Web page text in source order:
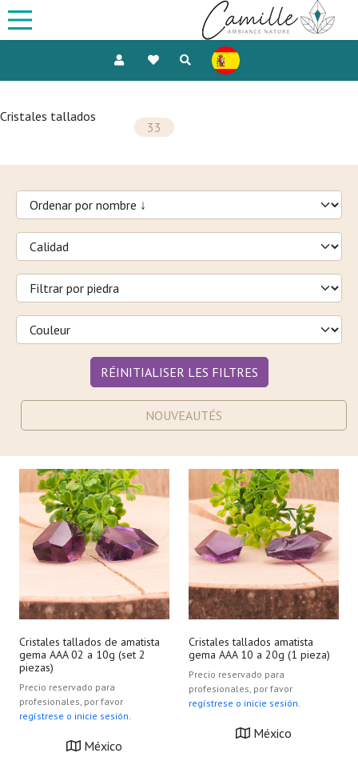
Cristales tallados
33
RÉINITIALISER LES FILTRES
NOUVEAUTÉS
Cristales tallados de amatista
gema AAA 02 a 10g (set 2
piezas)
Precio reservado para
profesionales, por favor
regístrese o inicie sesión.
México
Cristales tallados amatista
gema AAA 10 a 20g (1 pieza)
Precio reservado para
profesionales, por favor
regístrese o inicie sesión.
México